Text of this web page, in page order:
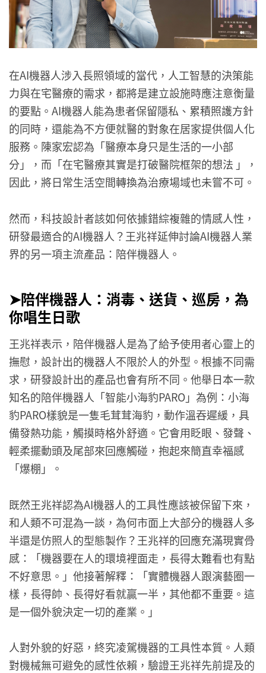
在AI機器人涉入長照領域的當代，人工智慧的決策能
力與在宅醫療的需求，都將是建立設施時應注意衡量
的要點。AI機器人能為患者保留隱私、累積照護方針
的同時，還能為不方便就醫的對象在居家提供個人化
服務。陳家宏認為「醫療本身只是生活的一小部
分」，而「在宅醫療其實是打破醫院框架的想法 」，
因此，將日常生活空間轉換為治療場域也未嘗不可。
然而，科技設計者該如何依據錯綜複雜的情感人性，
研發最適合的AI機器人？王兆祥延伸討論AI機器人業
界的另一項主流產品：陪伴機器人。
➤陪伴機器人：消毒、送貨、巡房，為
你唱生日歌
王兆祥表示，陪伴機器人是為了給予使用者心靈上的
撫慰，設計出的機器人不限於人的外型。根據不同需
求，研發設計出的產品也會有所不同。他舉日本一款
知名的陪伴機器人「智能小海豹PARO」為例：小海
豹PARO樣貌是一隻毛茸茸海豹，動作溫吞遲緩，具
備發熱功能，觸摸時格外舒適。它會用眨眼、發聲、
輕柔擺動頭及尾部來回應觸碰，抱起來簡直幸福感
「爆棚」。
既然王兆祥認為AI機器人的工具性應該被保留下來，
和人類不可混為一談，為何市面上大部分的機器人多
半還是仿照人的型態製作？王兆祥的回應充滿現實骨
感：「機器要在人的環境裡面走，長得太難看也有點
不好意思。」他接著解釋：「實體機器人跟演藝圈一
樣，長得帥、長得好看就贏一半，其他都不重要。這
是一個外貌決定一切的產業。」
人對外貌的好惡，終究凌駕機器的工具性本質。人類
對機械無可避免的感性依賴，驗證王兆祥先前提及的